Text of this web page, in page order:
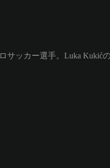
ッカー選手。Luka Kukićの